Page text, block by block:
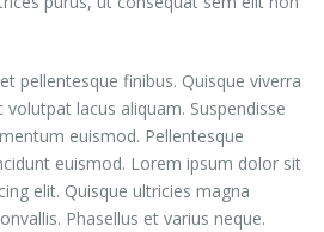
pellentesque finibus. Quisque viverra
lacus aliquam. Suspendisse
euismod. Pellentesque
euismod. Lorem ipsum dolor sit
elit. Quisque ultricies magna
Phasellus et varius neque.